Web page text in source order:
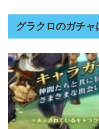
グラクロのガチャ